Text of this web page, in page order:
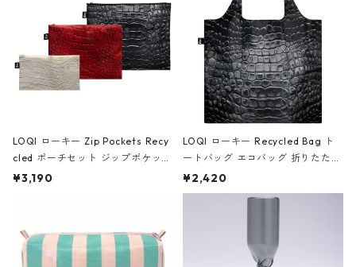
LOQI ローキー Zip Pockets Recy
cled ポーチセット ジップポケット
ファスナーポーチ 撥水加工 トラベ
ーガンディー、オフホワイト
¥3,190
LOQI ローキー Recycled Bag ト
ートバッグ エコバッグ 折りたたみ
大きめ 撥水加工 収納ポーチ CRO
CODILE/Black クロコダイル/ブラ
¥2,420